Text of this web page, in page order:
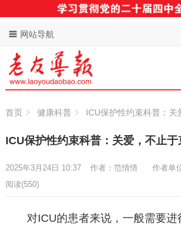
网站导航
首页 健康科普 ICU保护性约束科普：关
ICU保护性约束科普：关爱，不止于
作者：范情情 作者单
2025年3月24日 10:37
阅读(550)
对ICU的患者来说，一般需要进